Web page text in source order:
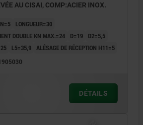
AU CISAI, COMP:ACIER INOX.
LONGUEUR=30
DOUBLE KN MAX.=24
D=19
D2=5,5
L5=35,9 ALÉSAGE DE RÉCEPTION H11=5
DÉTAILS